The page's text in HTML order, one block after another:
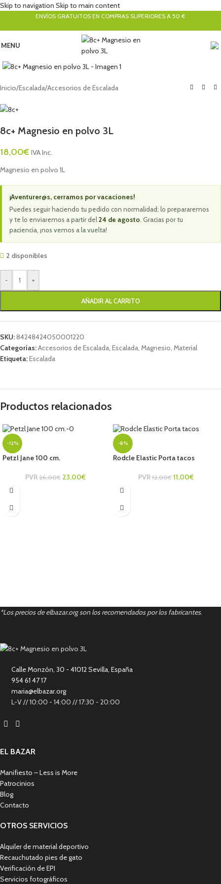
Skip to navigation Skip to main content
ENVÍOS GRATUITOS EN COMPRAS SUPERIORES A 50 €
MENU
Inicio/Escalada/Accesorios de Escalada
8c+ Magnesio en polvo 3L
18,00€ IVA Inc.
Magnesio en polvo 1L
¡Aventurer@s, cerramos por vacaciones!
Puedes seguir haciendo tu pedido con normalidad: lo prepararemos
y te lo enviaremos a partir del24 de agosto . Gracias por tu
paciencia, ¡nos vemos a la vuelta!
2 disponibles
- +
AÑADIR AL CARRITO
SKU:84248424050001220
Categorías:Accesorios de Escalada, Escalada, Magnesio, Material
Etiqueta:Escalada
Productos relacionados
-12%
Petzl Jane 100 cm.
PVR 26,00€ 23,00€
-8%
Rodcle Elastic Porta tacos
PVR 12,00€ 11,00€
*Los precios de elbazar.org son los recomendados por los fabricantes.
Calle Monzón, 30 - 41012 Sevilla, España
954 61 47 17
maria@elbazar.org
L-V // 10:00 - 14:00 // 17:30 - 20:00
EL BAZAR
Manifiesto – Less is More
Patrocinios
Blog
Contacto
OTROS SERVICIOS
Alquiler de material deportivo
Recauchutado pies de gato
Verificación de EPI
Servicios fotográficos